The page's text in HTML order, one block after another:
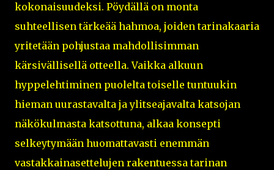
kokonaisuudeksi. Pöydällä on monta
suhteellisen tärkeää hahmoa, joiden tarinakaaria
yritetään pohjustaa mahdollisimman
kärsivällisellä otteella. Vaikka alkuun
hyppelehtiminen puolelta toiselle tuntuukin
hieman uurastavalta ja ylitseajavalta katsojan
näkökulmasta katsottuna, alkaa konsepti
selkeytymään huomattavasti enemmän
vastakkainasettelujen rakentuessa tarinan